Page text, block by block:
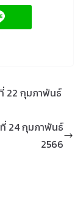
22 กุมภาพันธ์
24 กุมภาพันธ์
2566